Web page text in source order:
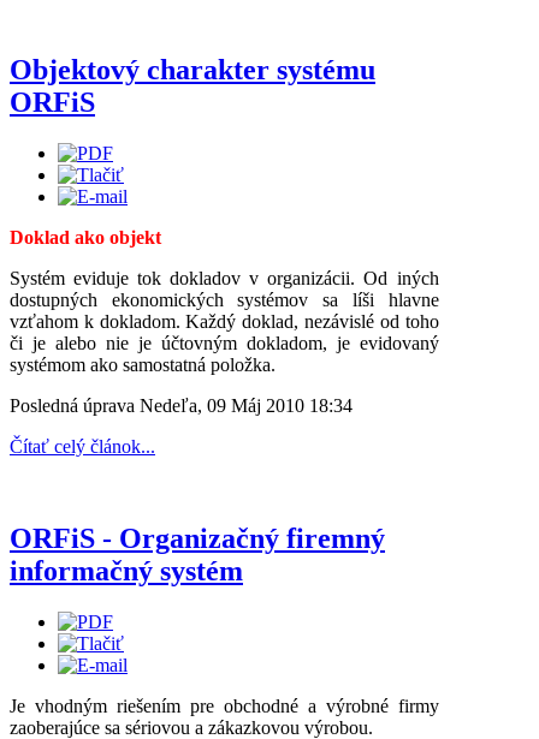
Objektový charakter systému
ORFiS
Doklad ako objekt
Systém eviduje tok dokladov v organizácii. Od iných
dostupných ekonomických systémov sa líši hlavne
vzťahom k dokladom. Každý doklad, nezávislé od toho
či je alebo nie je účtovným dokladom, je evidovaný
systémom ako samostatná položka.
Posledná úprava Nedeľa, 09 Máj 2010 18:34
Čítať celý článok...
ORFiS - Organizačný firemný
informačný systém
Je vhodným riešením pre obchodné a výrobné firmy
zaoberajúce sa sériovou a zákazkovou výrobou.